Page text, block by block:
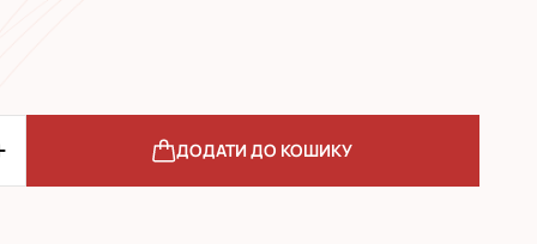
ДОДАТИ ДО КОШИКУ